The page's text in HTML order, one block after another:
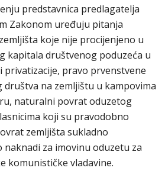
predstavnica predlagatelja
Zakonom uređuju pitanja
koje nije procijenjeno u
kapitala društvenog poduzeća u
pravo prvenstvene
na zemljištu u kampovima
naturalni povrat oduzetog
koji su pravodobno
zemljišta sukladno
naknadi za imovinu oduzetu za
komunističke vladavine.